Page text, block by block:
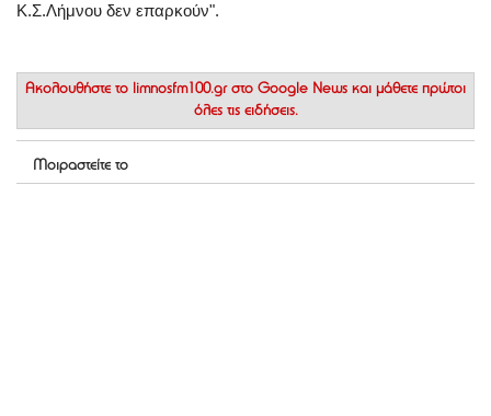
Κ.Σ.Λήμνου δεν επαρκούν".
Ακολουθήστε το limnosfm100.gr στο Google News και μάθετε πρώτοι
όλες τις ειδήσεις.
Μοιραστείτε το